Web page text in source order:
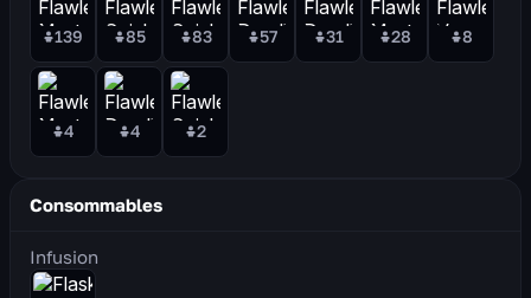
139 85 83 57 31 28 8
4 4 2
Consommables
Infusion